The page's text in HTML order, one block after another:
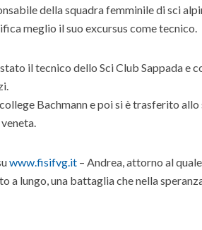
della squadra femminile di sci
meglio il suo excursus come tecnico.
il tecnico dello Sci Club Sappada e
Bachmann e poi si è trasferito allo
www.fisifvg.it – Andrea, attorno al
a lungo, una battaglia che nella